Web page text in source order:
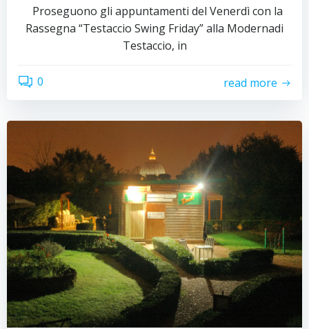
Proseguono gli appuntamenti del Venerdì con la
Rassegna “Testaccio Swing Friday” alla Modernadi
Testaccio, in
0 read more